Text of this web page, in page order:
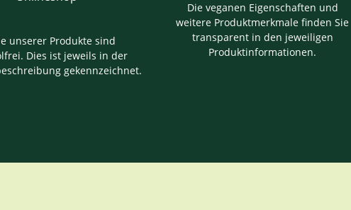
unserer Produkte sind
Dies ist jeweils in der
gekennzeichnet.
Die veganen Eigenschaften und
weitere Produktmerkmale finden Sie
transparent in den jeweiligen
Produktinformationen.